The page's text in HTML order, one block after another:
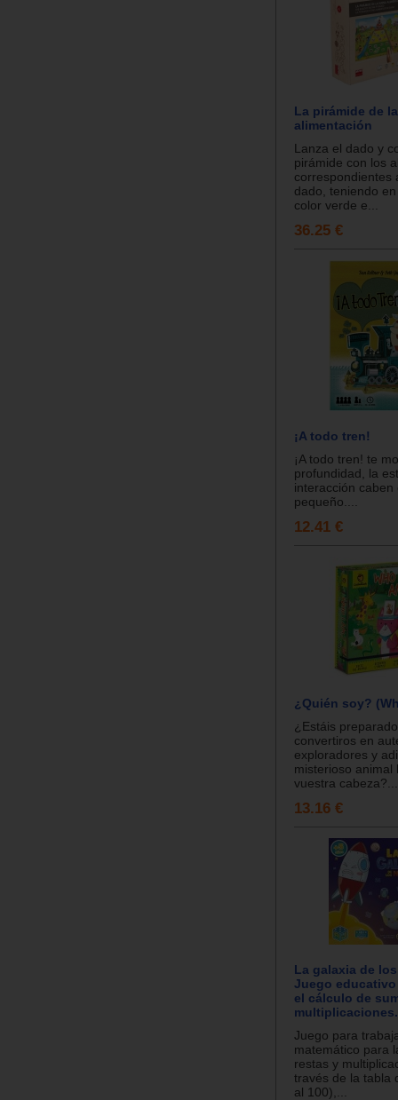
La pirámide de
alimentación
Lanza el dado y
pirámide con los
correspondientes
dado, teniendo
color verde e...
36.25 €
¡A todo tren!
¡A todo tren! te
profundidad, la
interacción caben
pequeño....
12.41 €
¿Quién soy?
¿Estáis
convertiros en
exploradores y
misterioso animal
vuestra cabeza?...
13.16 €
La galaxia de
Juego
el cálculo de
multiplicaciones.
Juego para
matemático para
restas y
través de la tabla
al 100),...